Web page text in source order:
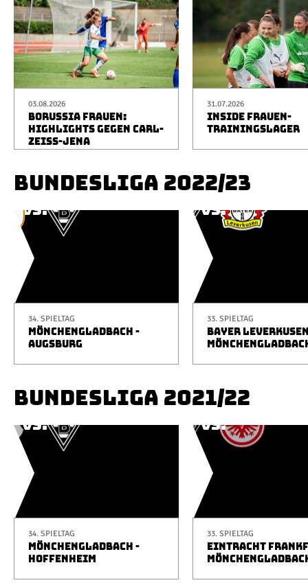
03.08.2026
BORUSSIA FRAUEN:
HIGHLIGHTS GEGEN CARL-
ZEISS-JENA
31.07.2026
INSIDE FRAUEN-
TRAININGSLAGER
BUNDESLIGA 2022/23
34. SPIELTAG
MÖNCHENGLADBACH -
AUGSBURG
33. SPIELTAG
BAYER
BUNDESLIGA 2021/22
34. SPIELTAG
MÖNCHENGLADBACH -
HOFFENHEIM
33. SPIELTAG
EINTRACHT